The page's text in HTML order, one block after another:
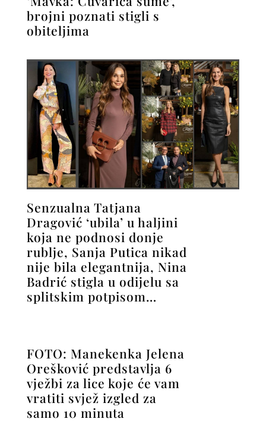
brojni poznati stigli s
obiteljima
Senzualna Tatjana
Dragović ‘ubila’ u haljini
koja ne podnosi donje
rublje, Sanja Putica nikad
nije bila elegantnija, Nina
Badrić stigla u odijelu sa
splitskim potpisom…
FOTO: Manekenka Jelena
Orešković predstavlja 6
vježbi za lice koje će vam
vratiti svjež izgled za
samo 10 minuta